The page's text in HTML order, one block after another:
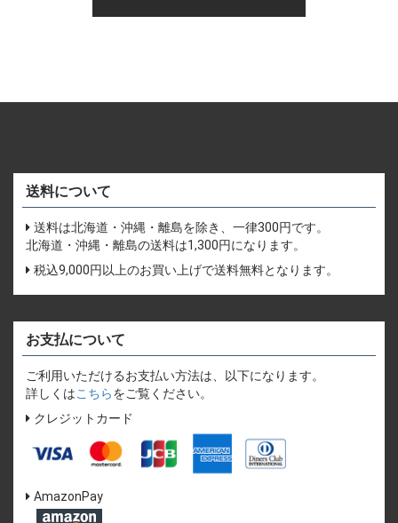
送料について
送料は北海道・沖縄・離島を除き、一律300円です。
北海道・沖縄・離島の送料は1,300円になります。
税込9,000円以上のお買い上げで送料無料となります。
お支払について
ご利用いただけるお支払い方法は、以下になります。
詳しくはこちらをご覧ください。
クレジットカード
AmazonPay